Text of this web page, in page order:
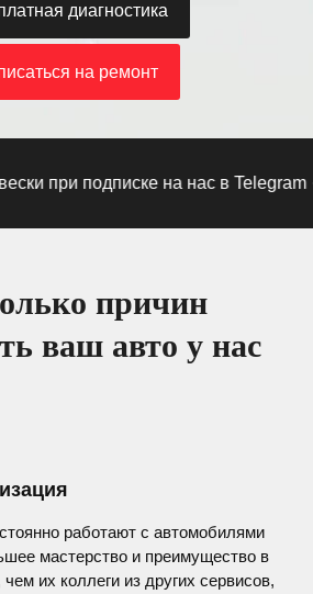
диагностика
на ремонт
при подписке на нас в Telegram·
причин
ваш авто у нас
работают с автомобилями
мастерство и преимущество в
их коллеги из других сервисов,